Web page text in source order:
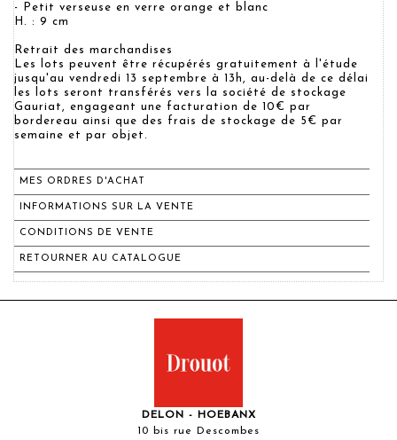
- Petit verseuse en verre orange et blanc
H. : 9 cm
Retrait des marchandises
Les lots peuvent être récupérés gratuitement à l'étude
jusqu'au vendredi 13 septembre à 13h, au-delà de ce délai
les lots seront transférés vers la société de stockage
Gauriat, engageant une facturation de 10€ par
bordereau ainsi que des frais de stockage de 5€ par
semaine et par objet.
MES ORDRES D'ACHAT
INFORMATIONS SUR LA VENTE
CONDITIONS DE VENTE
RETOURNER AU CATALOGUE
DELON - HOEBANX
10 bis rue Descombes